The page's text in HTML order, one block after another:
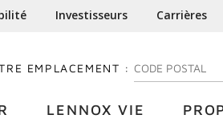
Investisseurs Carrières
EMPLACEMENT : ENTREZ VOTRE
LENNOX VIE